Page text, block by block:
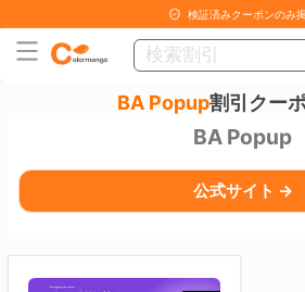
検証済みクーポンのみ
BA Popup割引クー
BA Popup
公式サイト →